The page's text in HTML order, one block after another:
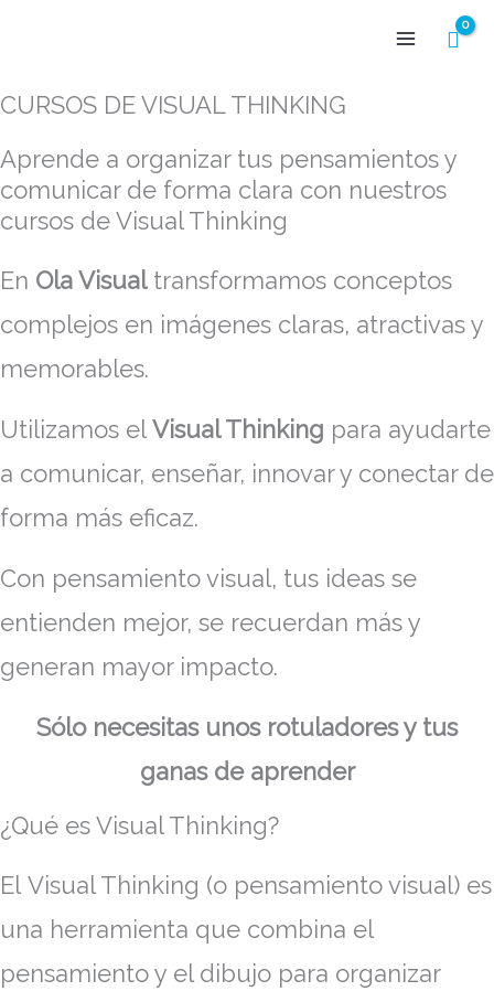
contenido
CURSOS DE VISUAL THINKING
Aprende a organizar tus pensamientos y
comunicar de forma clara con nuestros
cursos de Visual Thinking
En Ola Visualtransformamos conceptos
complejos en imágenes claras, atractivas y
memorables.
Utilizamos elVisual Thinking para ayudarte
a comunicar, enseñar, innovar y conectar de
forma más eficaz.
Con pensamiento visual, tus ideas se
entienden mejor, se recuerdan más y
generan mayor impacto.
Sólo necesitas unos rotuladores y tus
ganas de aprender
¿Qué es Visual Thinking?
El Visual Thinking (o pensamiento visual) es
una herramienta que combina el
pensamiento y el dibujo para organizar